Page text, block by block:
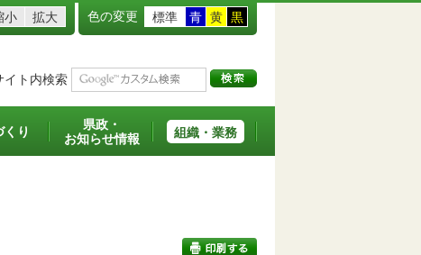
小 拡大 色の変更 標準 青 黄 黒
イト内検索
くり
県政・
お知らせ情報
組織・業務